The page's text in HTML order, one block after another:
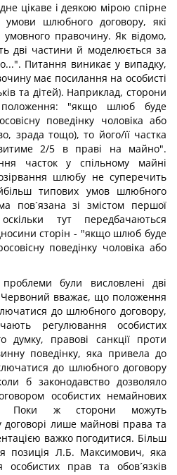
цікаве і деякою мірою спірне
шлюбного договору, які
правочину. Як відомо,
дві частини й моделюється за
Питання виникає у випадку,
має посилання на особисті
та дітей). Наприклад, сторони
положення: "якщо шлюб буде
поведінку чоловіка або
зрада тощо), то його/її частка
2/5 в праві на майно".
часток у спільному майні
шлюбу не суперечить
типових умов шлюбного
пов´язана зі змістом першої
тут передбачаються
сторін - "якщо шлюб буде
поведінку чоловіка або
були висловлені дві
вважає, що положення
до шлюбного договору,
регулювання особистих
думку, правові санкції проти
поведінку, яка привела до
до шлюбного договору
б законодавство дозволяло
особистих немайнових
Поки ж сторони можуть
лише майнові права та
важко погодитися. Більш
позиція Л.Б. Максимович, яка
прав та обов´язків